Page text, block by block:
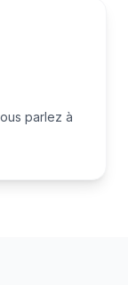
parlez à